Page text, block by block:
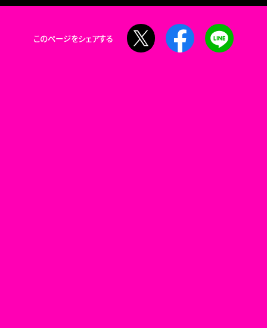
このページをシェアする
Facebook